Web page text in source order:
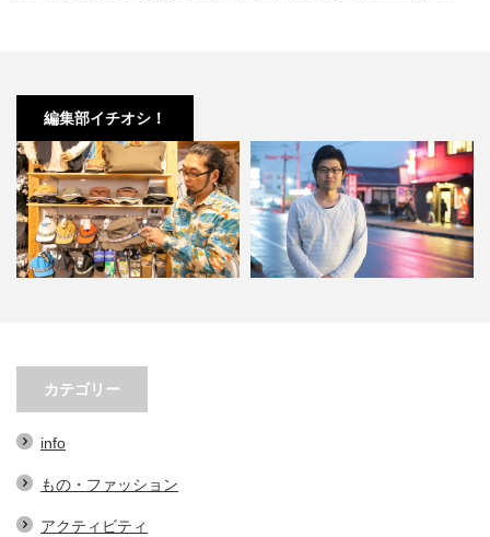
編集部イチオシ！
小林市の起爆剤！青野さんが実践
する、地域おこし協力隊での…
カテゴリー
info
もの・ファッション
アクティビティ